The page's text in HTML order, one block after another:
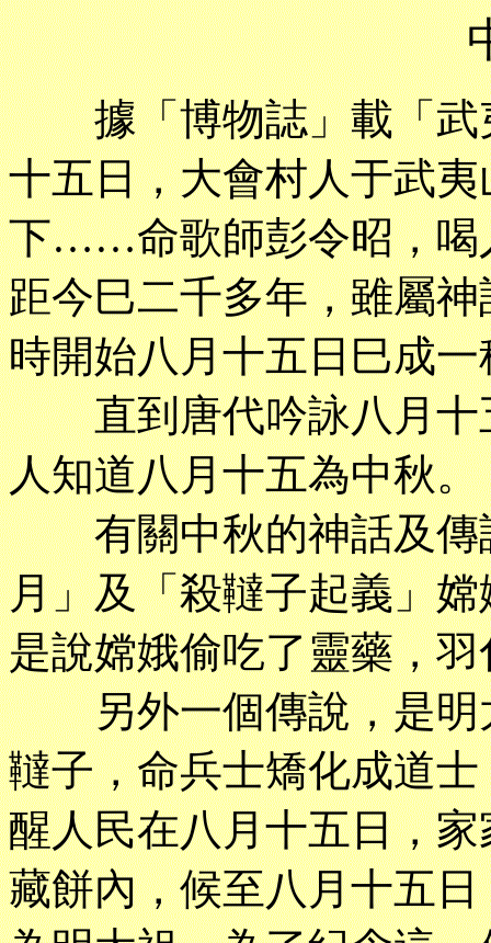
據「博物誌」載「武
十五日，大會村人于武
下……命歌師彭令昭，喝
距今巳二千多年，雖屬
時開始八月十五日巳成
直到唐代吟詠八月十
人知道八月十五為中秋。
有關中秋的神話及傳
月」及「殺韃子起義」
是說嫦娥偷吃了靈藥，
另外一個傳說，是明
韃子，命兵士矯化成道
醒人民在八月十五日，
藏餅內，候至八月十五